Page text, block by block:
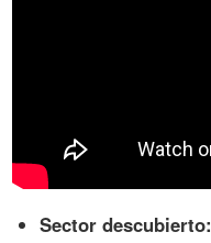
Sector descubierto: